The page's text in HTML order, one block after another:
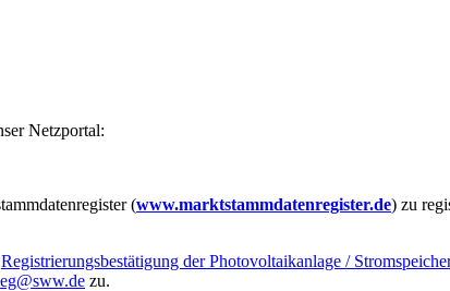
Netzportal:
(www.marktstammdatenregister.de) zu
Registrierungsbestätigung der Photovoltaikanlage /
zu.